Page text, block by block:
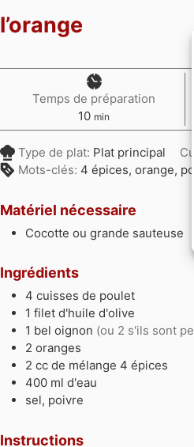
l’orange
Temps de préparation
10minutes
min
Type de plat: Plat principal
Mots-clés: 4 épices, orange,
Matériel nécessaire
Cocotte ou grande sauteuse
Ingrédients
4 cuisses de poulet
1 filet d'huile d'olive
1 bel oignon (ou 2 s'ils sont
2 oranges
2 cc de mélange 4 épices
400 ml d'eau
sel, poivre
Instructions